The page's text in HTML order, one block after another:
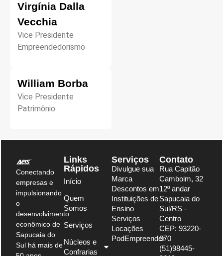
Virgínia Dalla
Vecchia
Vice Presidente
Empreendedorismo
William Borba
Vice Presidente
Patrimônio
Conectando
empresas e
impulsionando
o
desenvolvimento
econômico de
Sapucaia do
Sul há mais de
Links
Rápidos
Início
Quem
Somos
Serviços
Núcleos e
Confrarias
Serviços
Divulgue sua
Marca
Descontos em
Instituições de
Ensino
Serviços
Locações
PodEmpreender
Contato
Rua Capitão
Camboim, 32
12º andar
Sapucaia do
Sul/RS -
Centro
CEP: 93220-
070
(51)98445-